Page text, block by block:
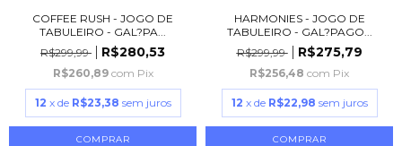
COFFEE RUSH - JOGO DE
TABULEIRO - GAL?PA...
R$299,99
R$280,53
R$260,89 com Pix
12 x de R$23,38 sem juros
HARMONIES - JOGO DE
TABULEIRO - GAL?PAGO...
R$299,99
R$275,79
R$256,48 com Pix
12 x de R$22,98 sem juros